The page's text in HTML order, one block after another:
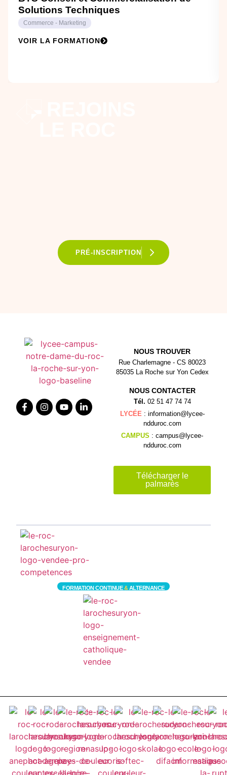
Solutions Techniques
Commerce - Marketing
VOIR LA FORMATION
PRÉ-INSCRIPTION
NOUS TROUVER
Rue Charlemagne - CS 80023
85035 La Roche sur Yon Cedex
NOUS CONTACTER
Tél. 02 51 47 74 74
LYCÉE: information@lycee-
ndduroc.com
CAMPUS : campus@lycee-
ndduroc.com
Télécharger le
palmarès
FORMATION CONTINUE&ALTERNANCE